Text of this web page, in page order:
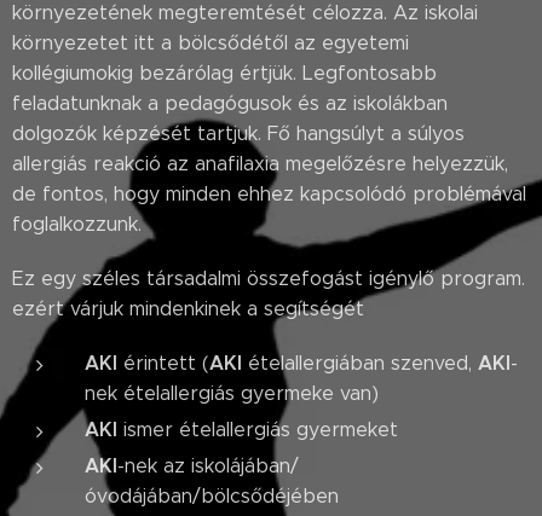
környezetének megteremtését célozza. Az iskolai
környezetet itt a bölcsődétől az egyetemi
kollégiumokig bezárólag értjük. Legfontosabb
feladatunknak a pedagógusok és az iskolákban
dolgozók képzését tartjuk. Fő hangsúlyt a súlyos
allergiás reakció az anafilaxia megelőzésre helyezzük,
de fontos, hogy minden ehhez kapcsolódó problémával
foglalkozzunk.
Ez egy széles társadalmi összefogást igénylő program.
ezért várjuk mindenkinek a segítségét
AKI érintett (AKI ételallergiában szenved, AKI-
nek ételallergiás gyermeke van)
AKI ismer ételallergiás gyermeket
AKI-nek az iskolájában/
óvodájában/bölcsődéjében